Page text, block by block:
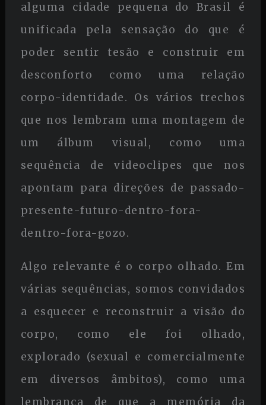
alguma cidade pequena do Brasil é
unificada pela sensação do que é
poder sentir tesão e construir em
desconforto como uma relação
corpo-identidade. Os vários trechos
que nos lembram uma montagem de
um álbum visual, como uma
sequência de videoclipes que nos
apontam para direções de passado-
presente-futuro-dentro-fora-
dentro-fora-gozo.
Algo relevante é o corpo olhado. Em
várias sequências, somos convidados
a esquecer e reconstruir a visão do
corpo, como ele foi olhado,
explorado (sexual e comercialmente
em diversos âmbitos), como uma
lembrança de que a memória da